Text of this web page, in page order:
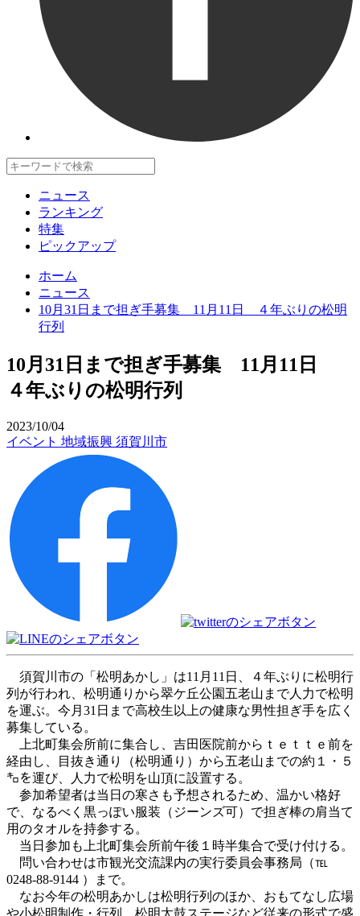
ニュース
ランキング
特集
ピックアップ
ホーム
ニュース
10月31日まで担ぎ手募集 11月11日 ４年ぶりの松明
行列
10月31日まで担ぎ手募集 11月11日
４年ぶりの松明行列
2023/10/04
イベント 地域振興 須賀川市
須賀川市の「松明あかし」は11月11日、４年ぶりに松明行
列が行われ、松明通りから翠ケ丘公園五老山まで人力で松明
を運ぶ。今月31日まで高校生以上の健康な男性担ぎ手を広く
募集している。
上北町集会所前に集合し、吉田医院前からｔｅｔｔｅ前を
経由し、目抜き通り（松明通り）から五老山までの約１・５
㌔を運び、人力で松明を山頂に設置する。
参加希望者は当日の寒さも予想されるため、温かい格好
で、なるべく黒っぽい服装（ジーンズ可）で担ぎ棒の肩当て
用のタオルを持参する。
当日参加も上北町集会所前午後１時半集合で受け付ける。
問い合わせは市観光交流課内の実行委員会事務局（℡
0248-88-9144 ）まで。
なお今年の松明あかしは松明行列のほか、おもてなし広場
や小松明制作・行列、松明太鼓ステージなど従来の形式で盛